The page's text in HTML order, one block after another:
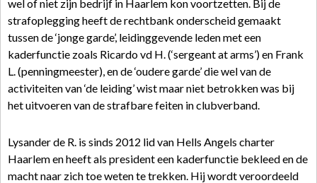
wel of niet zijn bedrijf in Haarlem kon voortzetten. Bij de
strafoplegging heeft de rechtbank onderscheid gemaakt
tussen de ‘jonge garde’, leidinggevende leden met een
kaderfunctie zoals Ricardo vd H. (‘sergeant at arms’) en Frank
L. (penningmeester), en de ‘oudere garde’ die wel van de
activiteiten van ‘de leiding’ wist maar niet betrokken was bij
het uitvoeren van de strafbare feiten in clubverband.
Lysander de R. is sinds 2012 lid van Hells Angels charter
Haarlem en heeft als president een kaderfunctie bekleed en de
macht naar zich toe weten te trekken. Hij wordt veroordeeld